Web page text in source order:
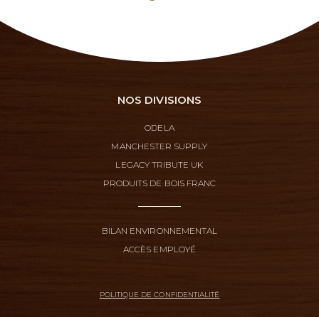
NOS DIVISIONS
ODELA
MANCHESTER SUPPLY
LEGACY TRIBUTE UK
PRODUITS DE BOIS FRANC
BILAN ENVIRONNEMENTAL
ACCÈS EMPLOYÉ
POLITIQUE DE CONFIDENTIALITÉ